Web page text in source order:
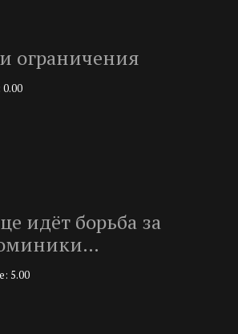
ограничения
0.00
идёт борьба за
5.00